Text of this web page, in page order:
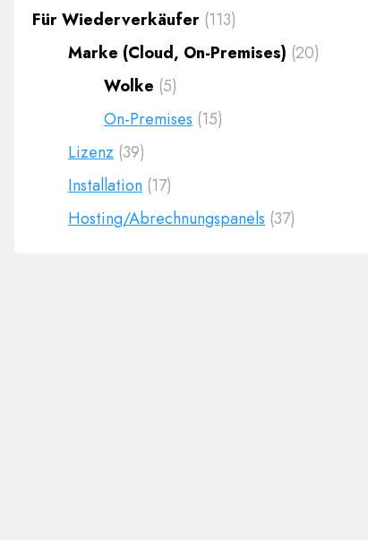
Für Wiederverkäufer (113)
Marke (Cloud, On-Premises) (20)
Wolke (5)
On-Premises (15)
Lizenz (39)
Installation (17)
Hosting/Abrechnungspanels (37)